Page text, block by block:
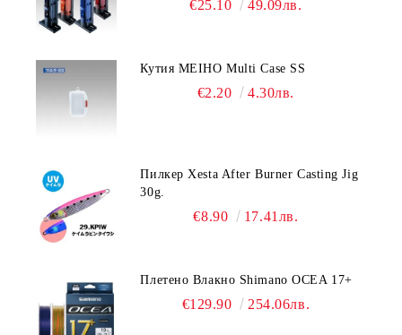
€25.10 49.09лв.
Кутия MEIHO Multi Case SS
€2.20 4.30лв.
Пилкер Xesta After Burner Casting Jig
30g.
€8.90 17.41лв.
Плетено Влакно Shimano OCEA 17+
€129.90 254.06лв.